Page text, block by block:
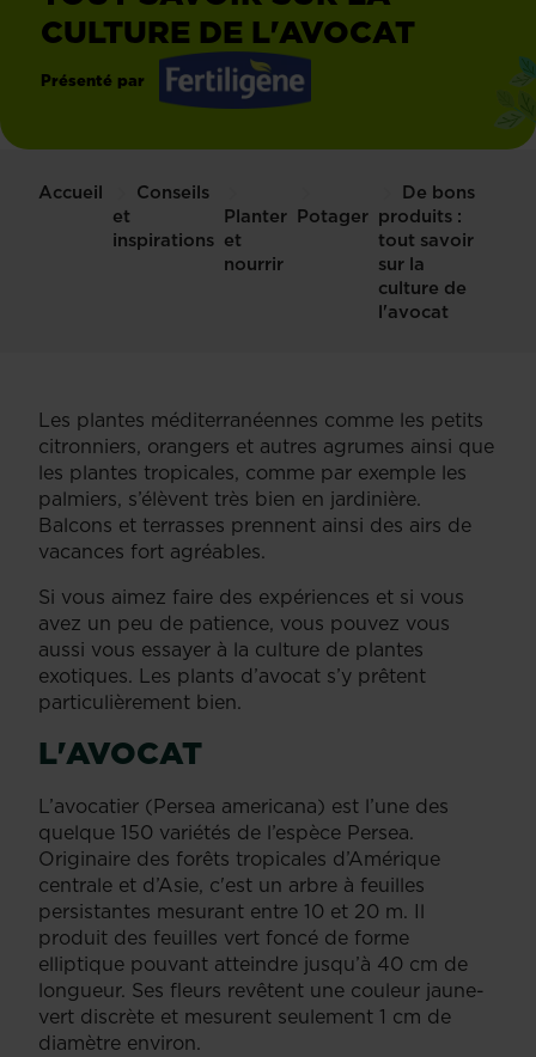
CULTURE DE L'AVOCAT
Présenté par
Accueil
Conseils
et
inspirations
Planter
et
nourrir
Potager
De bons
produits :
tout savoir
sur la
culture de
l'avocat
Les plantes méditerranéennes comme les petits
citronniers, orangers et autres agrumes ainsi que
les plantes tropicales, comme par exemple les
palmiers, s’élèvent très bien en jardinière.
Balcons et terrasses prennent ainsi des airs de
vacances fort agréables.
Si vous aimez faire des expériences et si vous
avez un peu de patience, vous pouvez vous
aussi vous essayer à la culture de plantes
exotiques. Les plants d’avocat s’y prêtent
particulièrement bien.
L'AVOCAT
L’avocatier (Persea americana) est l’une des
quelque 150 variétés de l’espèce Persea.
Originaire des forêts tropicales d’Amérique
centrale et d’Asie, c'est un arbre à feuilles
persistantes mesurant entre 10 et 20 m. Il
produit des feuilles vert foncé de forme
elliptique pouvant atteindre jusqu’à 40 cm de
longueur. Ses fleurs revêtent une couleur jaune-
vert discrète et mesurent seulement 1 cm de
diamètre environ.